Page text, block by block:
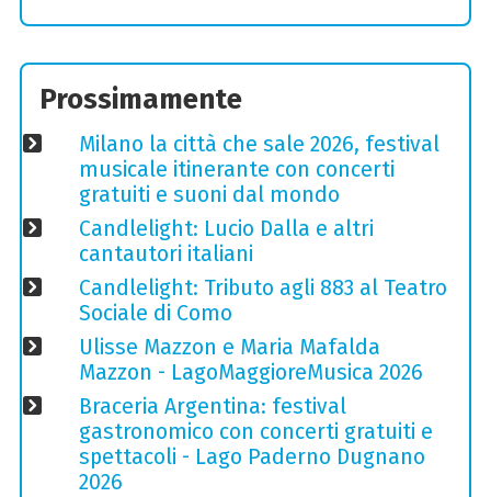
Prossimamente
Milano la città che sale 2026, festival
musicale itinerante con concerti
gratuiti e suoni dal mondo
Candlelight: Lucio Dalla e altri
cantautori italiani
Candlelight: Tributo agli 883 al Teatro
Sociale di Como
Ulisse Mazzon e Maria Mafalda
Mazzon - LagoMaggioreMusica 2026
Braceria Argentina: festival
gastronomico con concerti gratuiti e
spettacoli - Lago Paderno Dugnano
2026